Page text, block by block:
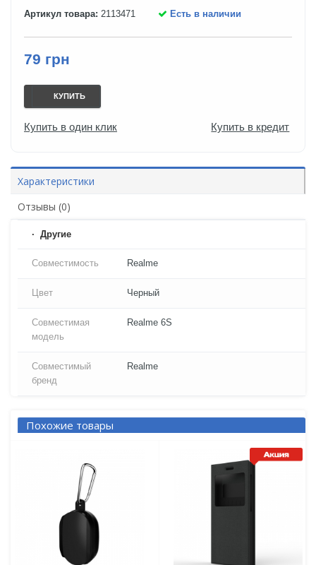
Артикул товара: 2113471 Есть в наличии
79 грн
КУПИТЬ
Купить в один клик Купить в кредит
Характеристики
Отзывы (0)
Другие
Совместимость Realme
Цвет Черный
Совместимая
модель
Realme 6S
Совместимый
бренд
Realme
Похожие товары